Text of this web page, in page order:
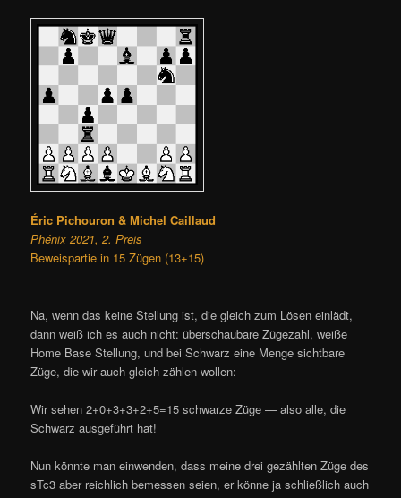
Éric Pichouron & Michel Caillaud
Phénix 2021, 2. Preis
Beweispartie in 15 Zügen (13+15)
Na, wenn das keine Stellung ist, die gleich zum Lösen einlädt,
dann weiß ich es auch nicht: überschaubare Zügezahl, weiße
Home Base Stellung, und bei Schwarz eine Menge sichtbare
Züge, die wir auch gleich zählen wollen:
Wir sehen 2+0+3+3+2+5=15 schwarze Züge — also alle, die
Schwarz ausgeführt hat!
Nun könnte man einwenden, dass meine drei gezählten Züge des
sTc3 aber reichlich bemessen seien, er könne ja schließlich auch